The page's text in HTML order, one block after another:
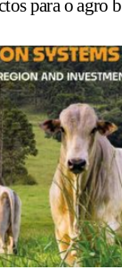
para o agro